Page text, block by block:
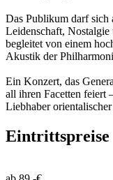
Das Publikum darf sich
Leidenschaft,
begleitet von einem
Akustik der
Ein Konzert, das
all ihren Facetten feiert
Liebhaber
Eintrittspreise